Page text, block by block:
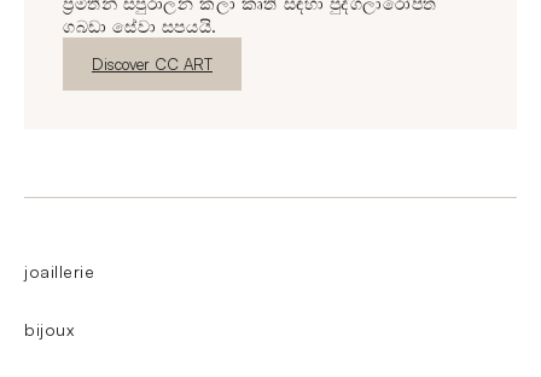
ගබඩා සේවා සපයයි.
නව කවුළුව
Discover CC ART
joaillerie
bijoux